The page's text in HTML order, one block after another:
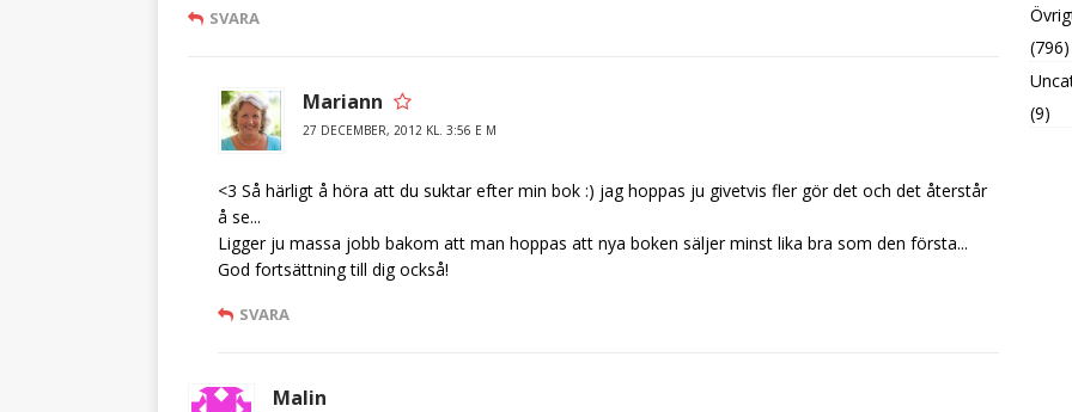
SVARA
Mariann
27 DECEMBER, 2012 KL. 3:56 E M
<3 Så härligt å höra att du suktar efter min bok :) jag hoppas ju givetvis fler gör det och det återstår
å se...
Ligger ju massa jobb bakom att man hoppas att nya boken säljer minst lika bra som den första...
God fortsättning till dig också!
SVARA
Malin
(796)
(9)